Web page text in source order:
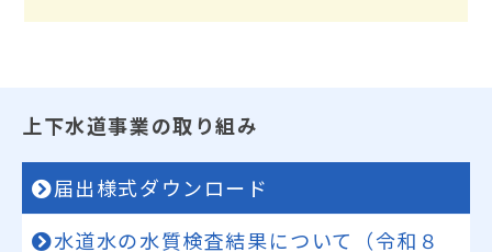
上下⽔道事業の取り組み
届出様式ダウンロード
水道水の水質検査結果について（令和８